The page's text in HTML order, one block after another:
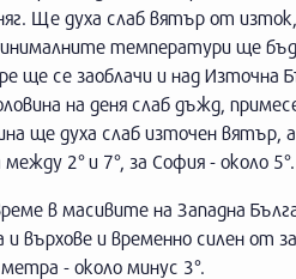
Ще духа слаб вятър от
температури ще
ще се заоблачи и над Източна
на деня слаб дъжд,
ще духа слаб източен вятър,
2° и 7°, за София - около 5°.
в масивите на Западна
върхове и временно силен от
- около минус 3°.